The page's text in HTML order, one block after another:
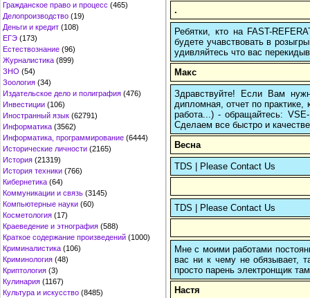
Гражданское право и процесс (465)
Делопроизводство (19)
Деньги и кредит (108)
ЕГЭ (173)
Естествознание (96)
Журналистика (899)
ЗНО (54)
Зоология (34)
Издательское дело и полиграфия (476)
Инвестиции (106)
Иностранный язык (62791)
Информатика (3562)
Информатика, программирование (6444)
Исторические личности (2165)
История (21319)
История техники (766)
Кибернетика (64)
Коммуникации и связь (3145)
Компьютерные науки (60)
Косметология (17)
Краеведение и этнография (588)
Краткое содержание произведений (1000)
Криминалистика (106)
Криминология (48)
Криптология (3)
Кулинария (1167)
Культура и искусство (8485)
.
Ребятки, кто на FAST-
будете учавствовать в
удивляйтесь что вас
Макс
Здравствуйте! Если Вам
дипломная, отчет по
работа...) - обращайтесь:
Сделаем все быстро и
Весна
TDS | Please Contact Us
TDS | Please Contact Us
Мне с моими работами
вас ни к чему не обязывает,
просто парень электронщик
Настя